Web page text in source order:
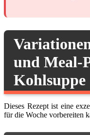
und Meal-
Kohlsuppe
Dieses Rezept ist eine
für die Woche vorbereiten